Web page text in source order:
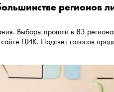
регионов
Выборы прошли в 83